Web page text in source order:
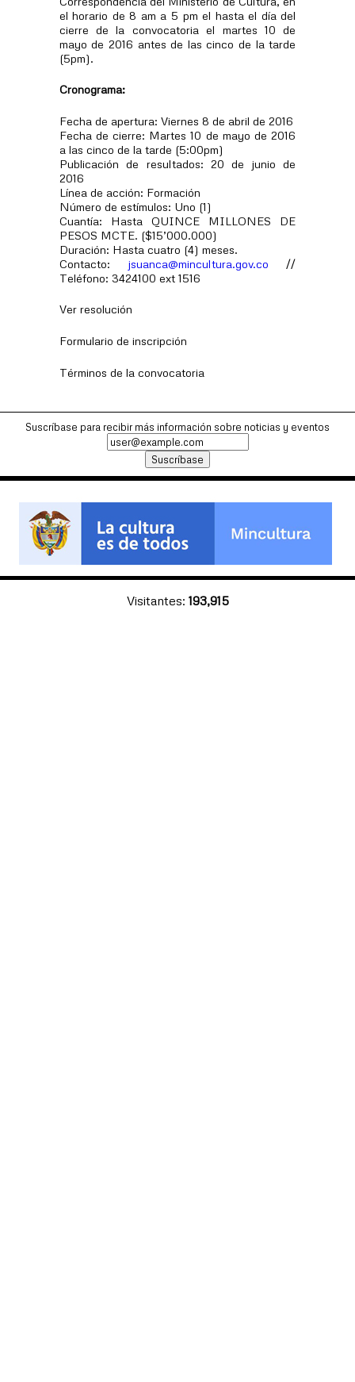
el horario de 8 am a 5 pm el hasta el día del
cierre de la convocatoria el martes 10 de
mayo de 2016 antes de las cinco de la tarde
(5pm).
Cronograma:
Fecha de apertura: Viernes 8 de abril de 2016
Fecha de cierre: Martes 10 de mayo de 2016
a las cinco de la tarde (5:00pm)
Publicación de resultados: 20 de junio de
2016
Línea de acción: Formación
Número de estímulos: Uno (1)
Cuantía: Hasta QUINCE MILLONES DE
PESOS MCTE. ($15’000.000)
Duración: Hasta cuatro (4) meses.
Contacto: jsuanca@mincultura.gov.co //
Teléfono: 3424100 ext 1516
Ver resolución
Formulario de inscripción
Términos de la convocatoria
Suscríbase para recibir más información sobre noticias y eventos
Visitantes: 193,915